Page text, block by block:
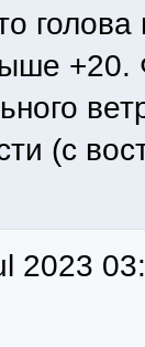
+20.
(с
2023